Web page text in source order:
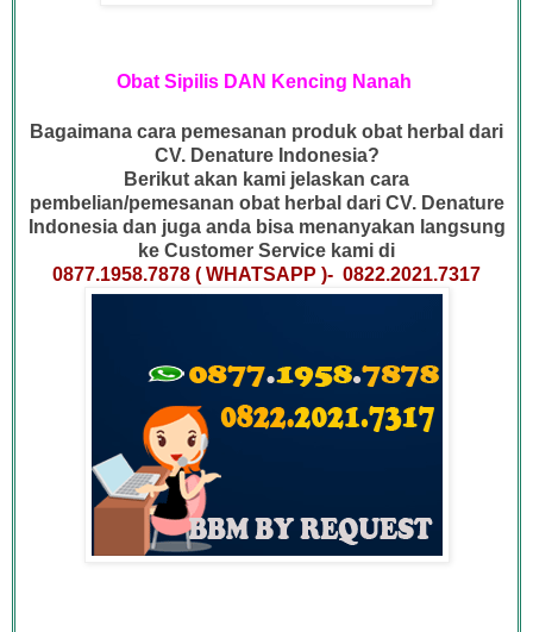
Obat Sipilis DAN Kencing Nanah
Bagaimana cara pemesanan produk obat herbal dari
CV. Denature Indonesia?
Berikut akan kami jelaskan cara
pembelian/pemesanan obat herbal dari CV. Denature
Indonesia dan juga anda bisa menanyakan langsung
ke Customer Service kami di
0877.1958.7878 ( WHATSAPP )- 0822.2021.7317